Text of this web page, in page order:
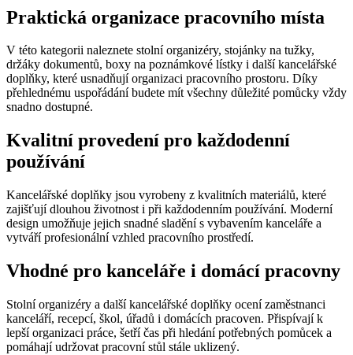
Praktická organizace pracovního místa
V této kategorii naleznete stolní organizéry, stojánky na tužky,
držáky dokumentů, boxy na poznámkové lístky i další kancelářské
doplňky, které usnadňují organizaci pracovního prostoru. Díky
přehlednému uspořádání budete mít všechny důležité pomůcky vždy
snadno dostupné.
Kvalitní provedení pro každodenní
používání
Kancelářské doplňky jsou vyrobeny z kvalitních materiálů, které
zajišťují dlouhou životnost i při každodenním používání. Moderní
design umožňuje jejich snadné sladění s vybavením kanceláře a
vytváří profesionální vzhled pracovního prostředí.
Vhodné pro kanceláře i domácí pracovny
Stolní organizéry a další kancelářské doplňky ocení zaměstnanci
kanceláří, recepcí, škol, úřadů i domácích pracoven. Přispívají k
lepší organizaci práce, šetří čas při hledání potřebných pomůcek a
pomáhají udržovat pracovní stůl stále uklizený.